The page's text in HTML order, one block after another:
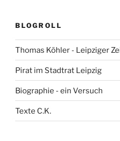
BLOGROLL
Thomas Köhler - Leipziger
Pirat im Stadtrat Leipzig
Biographie - ein Versuch
Texte C.K.